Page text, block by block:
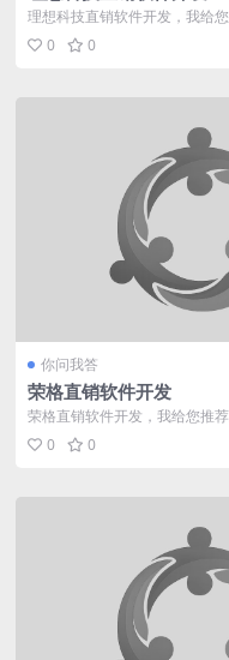
理想科技直销软件开发，我给
业于直销软件行业多年，有着多
0 0
你问我答
荣格直销软件开发
荣格直销软件开发，我给您推
直销软件行业多年，有着多种制
0 0